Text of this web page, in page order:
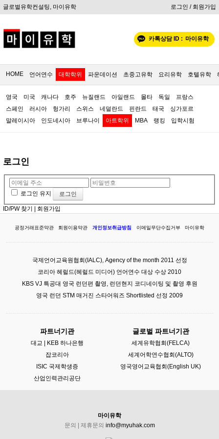
글로벌유학컨설팅, 마이유학 로그인 / 회원가입
카톡상담 ID : 마이유학
HOME 언어연수 대학학위 파운데이션 초중고유학 요리유학 호텔유학
영국 미국 캐나다 호주 뉴질랜드 아일랜드 몰타 독일
프랑스
스페인
러시아 헝가리 스위스 네덜란드 핀란드 태국
싱가포르
말레이시아
인도네시아 브루나이 아트학위 MBA 랭킹 입학시험
로그인
로그인 유지
ID/PW 찾기 회원가입
공정거래표준약관 회원이용약관 개인정보취급방침 이메일무단수집거부 마이유학
국제언어교육원협회(IALC), Agency of the month 2011 선정
코리아 헤럴드(헤럴드 미디어) 언어연수 대상 수상 2010
KBS VJ 특공대 영국 런던편 촬영, 런던현지 코디네이팅 및 촬영 후원
영국 런던 STM 매거진 스타어워즈 Shortlisted 선정 2009
파트너기관
대교 | KEB 하나은행
잡코리아
ISIC 국제학생증
산업인력관리공단
글로벌 파트너기관
세계유학협회(FELCA)
세계어학연수협회(ALTO)
영국영어교육협회(English UK)
마이유학
문의 | 제휴문의 info@myuhak.com